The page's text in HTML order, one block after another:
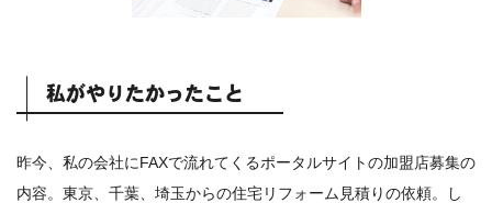
私がやりたかったこと
昨今、私の会社にFAXで流れてくるポータルサイトの加盟店募集の
内容。東京、千葉、埼玉からの住宅リフォーム見積りの依頼。し